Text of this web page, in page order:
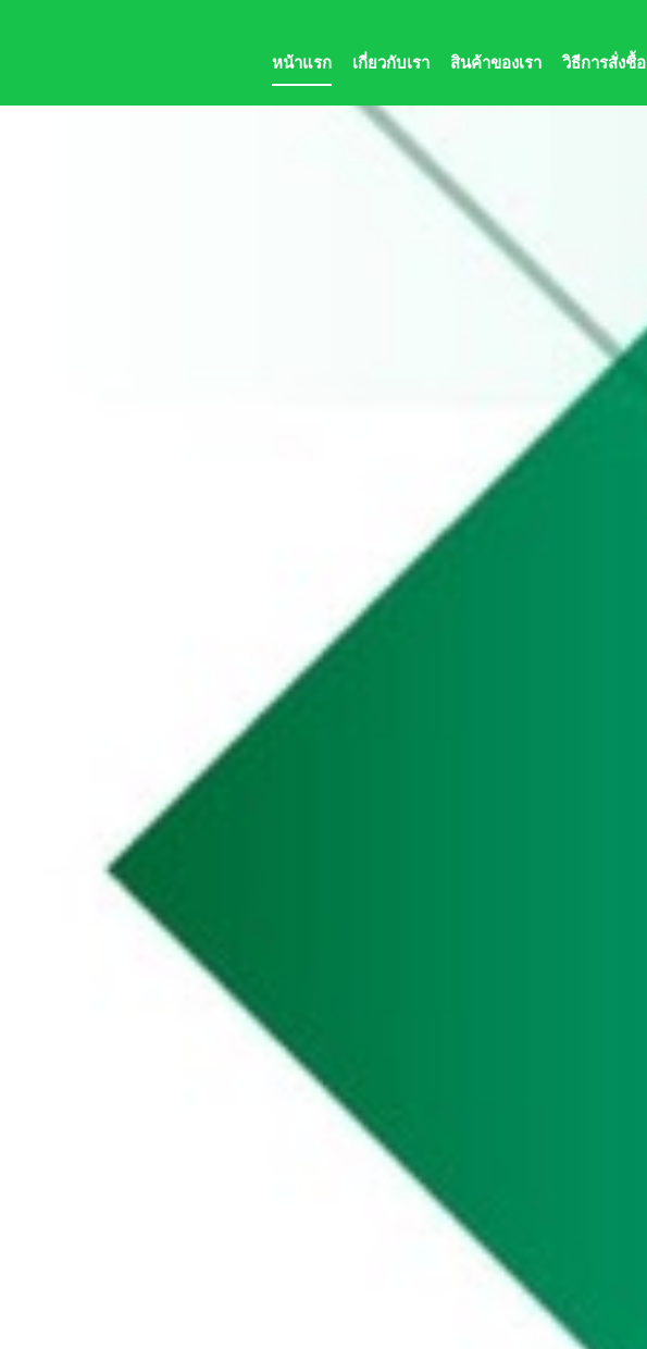
หน้าแรก เกี่ยวกับเรา สินค้าของเรา วิธีการสั่งชื้อ